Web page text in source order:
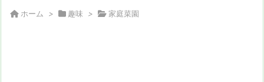
ホーム > 趣味 > 家庭菜園